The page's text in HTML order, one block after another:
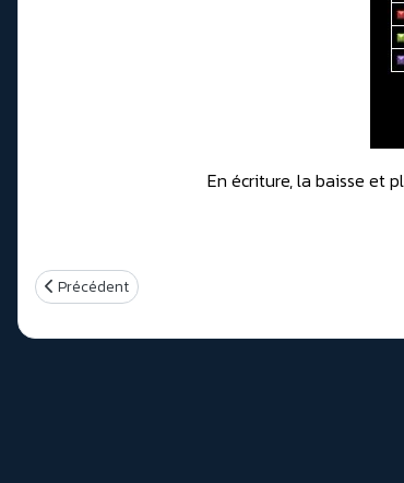
En écriture, la baisse et
Article précédent : Comparatif 8 Boitiers Externes
Précédent